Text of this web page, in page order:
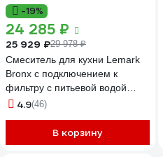
-19%
24 285 ₽
25 929 ₽29 978 ₽
Смеситель для кухни Lemark
Bronx с подключением к
фильтру с питьевой водой
LM3761BL
4.9(46)
В корзину